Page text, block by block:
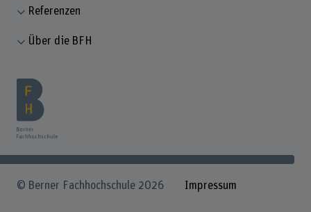
Referenzen
Über die BFH
© Berner Fachhochschule 2026 Impressum